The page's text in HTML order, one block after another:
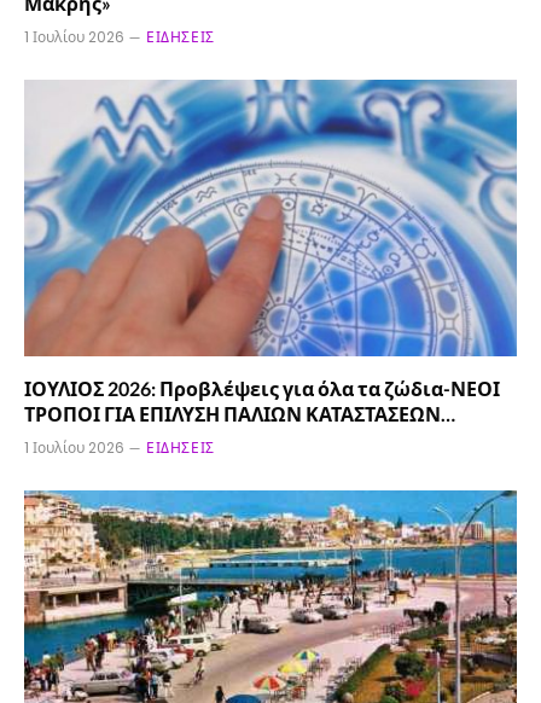
1 Ιουλίου 2026 ΕΙΔΉΣΕΙΣ
ΙΟΥΛΙΟΣ 2026: Προβλέψεις για όλα τα ζώδια-ΝΕΟΙ
ΤΡΟΠΟΙ ΓΙΑ ΕΠΙΛΥΣΗ ΠΑΛΙΩΝ ΚΑΤΑΣΤΑΣΕΩΝ…
1 Ιουλίου 2026 ΕΙΔΉΣΕΙΣ